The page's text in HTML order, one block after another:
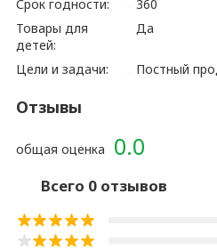
Срок годности:
360
Товары для
детей:
Да
Цели и задачи: Постный
Отзывы
0.0
общая оценка
Всего 0 отзывов